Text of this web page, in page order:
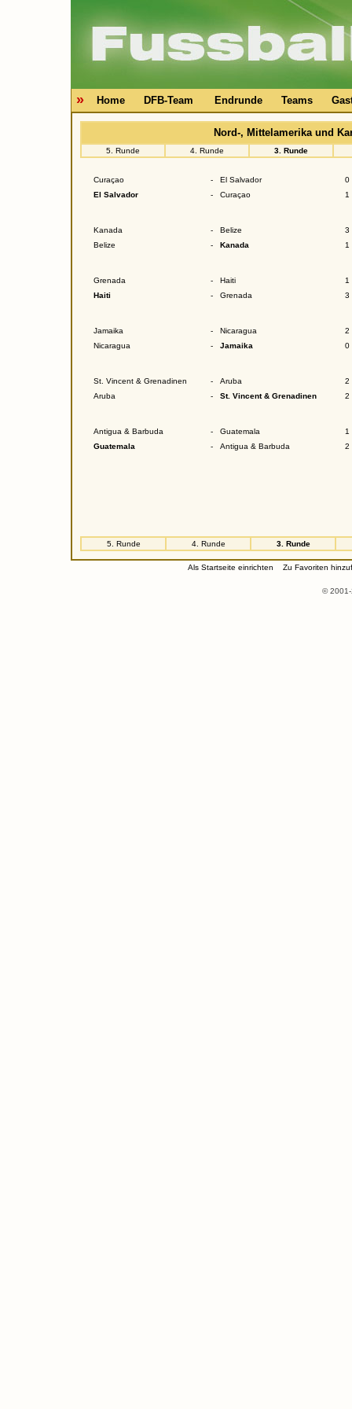
» Home DFB-Team Endrunde Teams
Nord-, Mittelamerika und
5. Runde 4. Runde 3. Runde
Curaçao - El Salvador
0
El Salvador
- Curaçao 1
Kanada - Belize
3
Belize
- Kanada 1
Grenada - Haiti
1
Haiti
- Grenada 3
Jamaika - Nicaragua
2
Nicaragua
- Jamaika 0
St. Vincent & Grenadinen - Aruba
2
Aruba
- St. Vincent & Grenadinen 2
Antigua & Barbuda - Guatemala
1
Guatemala
- Antigua & Barbuda 2
5. Runde 4. Runde 3. Runde
Als Startseite einrichten Zu Favoriten
©